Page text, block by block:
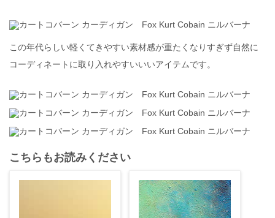
この年代らしい軽くてきやすい素材感が重たくなりすぎず自然に
コーディネートに取り入れやすいいいアイテムです。
こちらもお読みください